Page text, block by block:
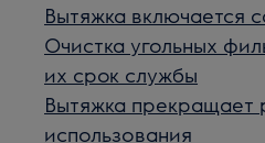
Вытяжка включается
Очистка угольных
их срок службы
Вытяжка прекращает
использования